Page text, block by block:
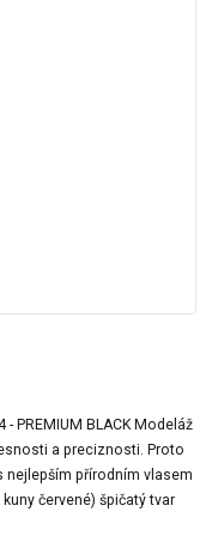
PREMIUM BLACK Modeláž
a preciznosti. Proto
nejlepším přírodním vlasem
červené) špičatý tvar